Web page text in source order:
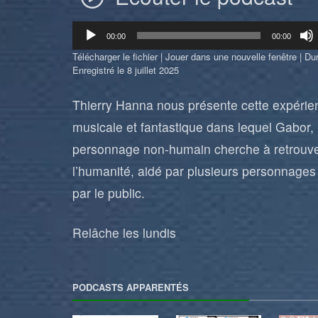
Lecteur
audio
00:00 00:00
Télécharger le fichier| Jouer dans une nouvelle fenêtre |
Enregistré le 8 juillet 2025
Thierry Hanna nous présente cette
musicale et fantastique dans lequel Gabor,
personnage non-humain cherche à
l’humanité, aidé par plusieurs
par le public.
Relâche les lundis
PODCASTS APPARENTÉS